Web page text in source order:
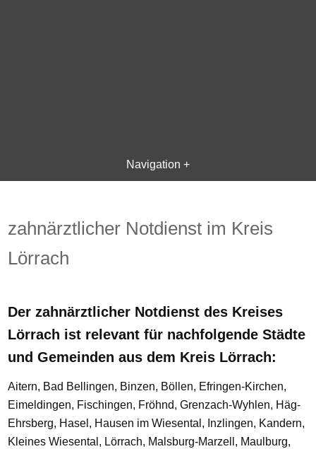
Navigation +
zahnärztlicher Notdienst im Kreis
Lörrach
Der zahnärztlicher Notdienst des Kreises
Lörrach ist relevant für nachfolgende Städte
und Gemeinden aus dem Kreis Lörrach:
Aitern, Bad Bellingen, Binzen, Böllen, Efringen-Kirchen,
Eimeldingen, Fischingen, Fröhnd, Grenzach-Wyhlen, Häg-
Ehrsberg, Hasel, Hausen im Wiesental, Inzlingen, Kandern,
Kleines Wiesental, Lörrach, Malsburg-Marzell, Maulburg,